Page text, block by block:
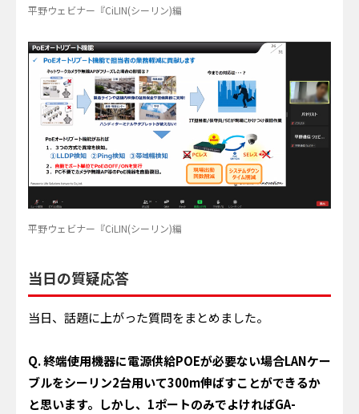
平野ウェビナー『CiLIN(シーリン)編
平野ウェビナー『CiLIN(シーリン)編
当日の質疑応答
当日、話題に上がった質問をまとめました。
Q. 終端使用機器に電源供給POEが必要ない場合LANケー
ブルをシーリン2台用いて300m伸ばすことができるか
と思います。しかし、1ポートのみでよければGA-